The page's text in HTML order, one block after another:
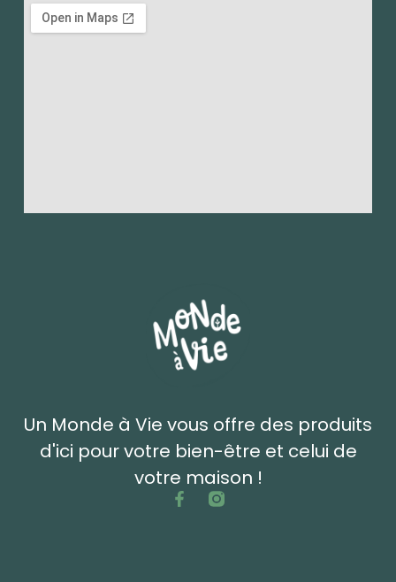
Un Monde à Vie vous offre des produits
d'ici pour votre bien-être et celui de
votre maison !